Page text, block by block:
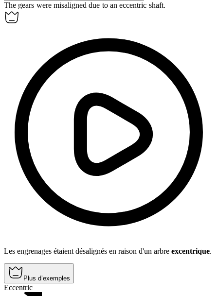
The gears were misaligned due to aneccentric shaft.
Les engrenages étaient désalignés en raison d'un arbre excentrique.
Plus d’exemples
Eccentric